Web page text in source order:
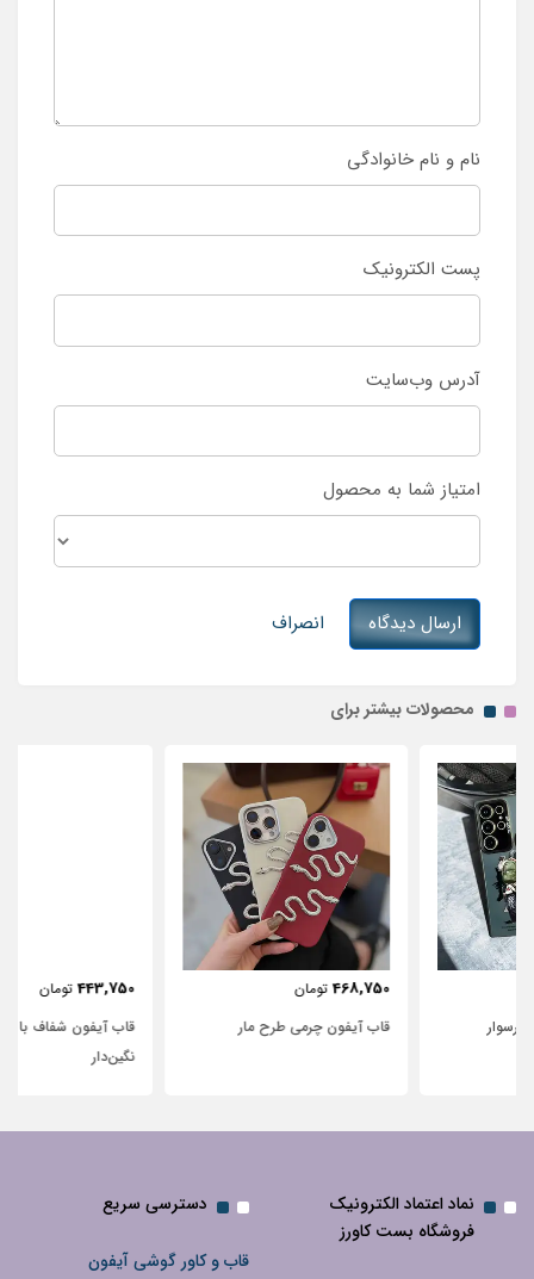
نام و نام خانوادگی
پست الکترونیک
آدرس وب‌سایت
امتیاز شما به محصول
ارسال دیدگاه انصراف
محصولات بیشتر برای
قاب آیفون چرمی طرح مار
قاب آیفون شفاف با پاپیون سفید و
نماد اعتماد الکترونیک
فروشگاه بست کاورز
دسترسی سریع
قاب و کاور گوشی آیفون